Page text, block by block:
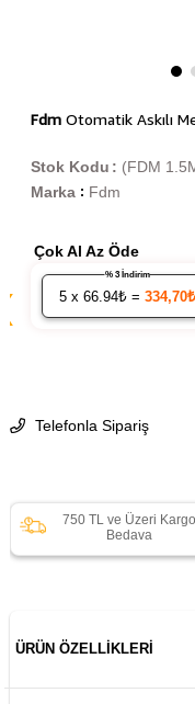
FdmOtomatik Askılı
(FDM
Stok Kodu
Marka : Fdm
Çok Al Az Öde
5x 66.94₺ = 334,70₺
% 3 İndirim
Telefonla Sipariş
750 TL ve Üzeri Kargo
Bedava
ÜRÜN ÖZELLIKLERI